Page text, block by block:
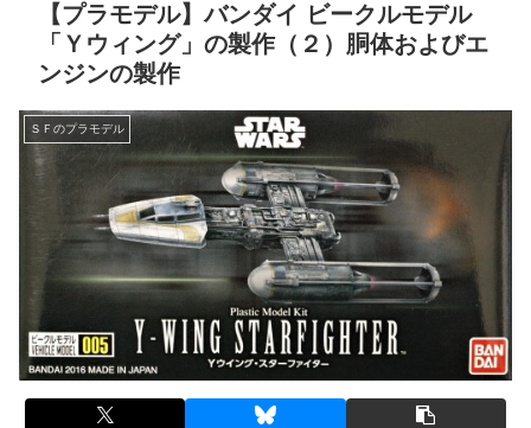
【プラモデル】バンダイ ビークルモデル
「Ｙウィング」の製作（２）胴体およびエ
ンジンの製作
ＳＦのプラモデル